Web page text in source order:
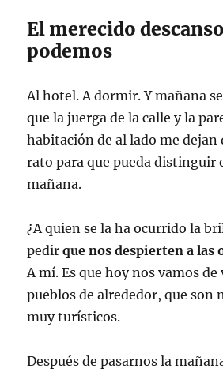
El merecido
podemos
Al hotel. A dormir. Y mañana
que la juerga de la calle y la
habitación de al lado me dejan
rato para que pueda distinguir
mañana.
¿A quien se la ha ocurrido la
pedirque nos despierten a las
A mí. Es que hoy nos vamos de
pueblos de alrededor, que son
muy turísticos.
Después de pasarnos la